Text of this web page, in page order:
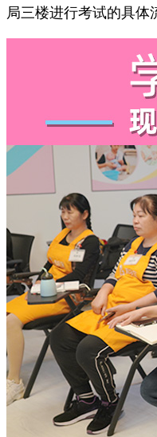
局三楼进行考试的具体